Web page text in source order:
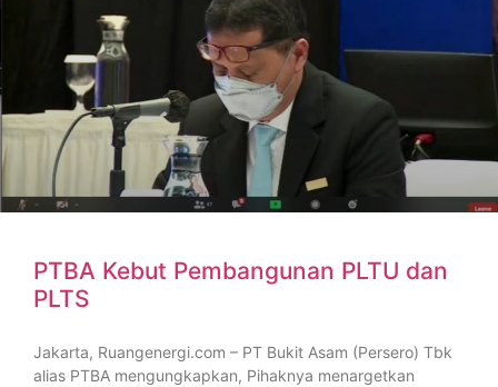
PTBA Kebut Pembangunan PLTU dan
PLTS
Jakarta, Ruangenergi.com – PT Bukit Asam (Persero) Tbk
alias PTBA mengungkapkan, Pihaknya menargetkan